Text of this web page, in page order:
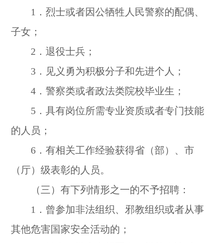
1．烈士或者因公牺牲人民警察的配偶、
子女；
2．退役士兵；
3．见义勇为积极分子和先进个人；
4．警察类或者政法类院校毕业生；
5．具有岗位所需专业资质或者专门技能
的人员；
6．有相关工作经验获得省（部）、市
（厅）级表彰的人员。
（三）有下列情形之一的不予招聘：
1．曾参加非法组织、邪教组织或者从事
其他危害国家安全活动的；